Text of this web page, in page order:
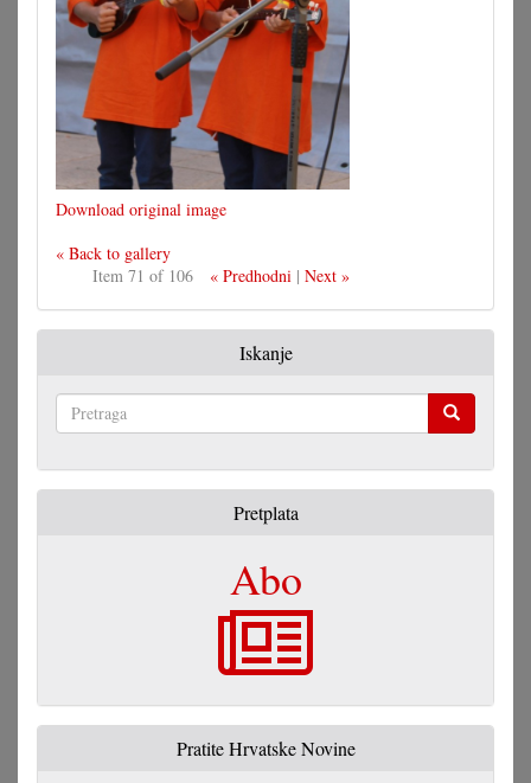
Download original image
« Back to gallery
Item 71 of 106
« Predhodni | Next »
Iskanje
Pretplata
Abo
Pratite Hrvatske Novine